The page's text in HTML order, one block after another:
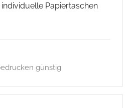
Papiertaschen
günstig